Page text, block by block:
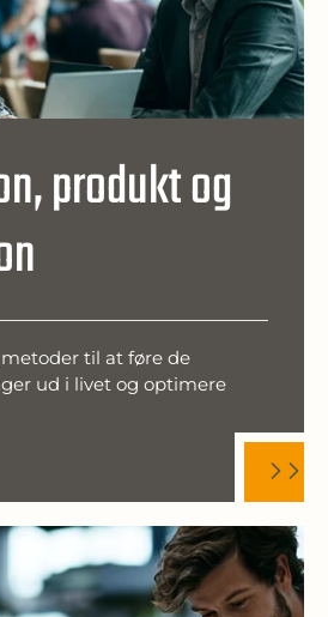
produkt og
til at føre de
ud i livet og optimere